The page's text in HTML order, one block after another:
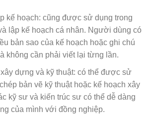
kế hoạch: cũng được sử dụng trong
lập kế hoạch cá nhân. Người dùng có
bản sao của kế hoạch hoặc ghi chú
không cần phải viết lại từng lần.
dựng và kỹ thuật: có thể được sử
bản vẽ kỹ thuật hoặc kế hoạch xây
kỹ sư và kiến trúc sư có thể dễ dàng
của mình với đồng nghiệp.